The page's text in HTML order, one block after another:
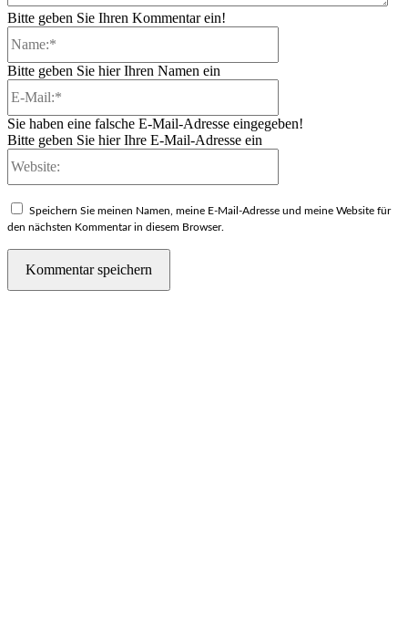
Bitte geben Sie Ihren Kommentar ein!
Bitte geben Sie hier Ihren Namen ein
Sie haben eine falsche E-Mail-Adresse eingegeben!
Bitte geben Sie hier Ihre E-Mail-Adresse ein
Speichern Sie meinen Namen, meine E-Mail-Adresse und meine Website für
den nächsten Kommentar in diesem Browser.